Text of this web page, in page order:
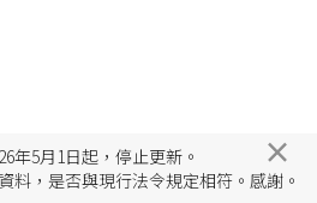
年5月1日起，停止更新。
料，是否與現行法令規定相符。感謝。
×